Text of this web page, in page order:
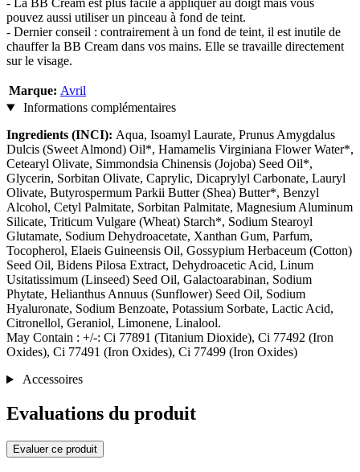
- La BB Cream est plus facile à appliquer au doigt mais vous
pouvez aussi utiliser un pinceau à fond de teint.
- Dernier conseil : contrairement à un fond de teint, il est inutile de
chauffer la BB Cream dans vos mains. Elle se travaille directement
sur le visage.
Marque: Avril
Informations complémentaires
Ingredients (INCI): Aqua, Isoamyl Laurate, Prunus Amygdalus
Dulcis (Sweet Almond) Oil*, Hamamelis Virginiana Flower Water*,
Cetearyl Olivate, Simmondsia Chinensis (Jojoba) Seed Oil*,
Glycerin, Sorbitan Olivate, Caprylic, Dicaprylyl Carbonate, Lauryl
Olivate, Butyrospermum Parkii Butter (Shea) Butter*, Benzyl
Alcohol, Cetyl Palmitate, Sorbitan Palmitate, Magnesium Aluminum
Silicate, Triticum Vulgare (Wheat) Starch*, Sodium Stearoyl
Glutamate, Sodium Dehydroacetate, Xanthan Gum, Parfum,
Tocopherol, Elaeis Guineensis Oil, Gossypium Herbaceum (Cotton)
Seed Oil, Bidens Pilosa Extract, Dehydroacetic Acid, Linum
Usitatissimum (Linseed) Seed Oil, Galactoarabinan, Sodium
Phytate, Helianthus Annuus (Sunflower) Seed Oil, Sodium
Hyaluronate, Sodium Benzoate, Potassium Sorbate, Lactic Acid,
Citronellol, Geraniol, Limonene, Linalool.
May Contain : +/-: Ci 77891 (Titanium Dioxide), Ci 77492 (Iron
Oxides), Ci 77491 (Iron Oxides), Ci 77499 (Iron Oxides)
Accessoires
Evaluations du produit
Evaluer ce produit